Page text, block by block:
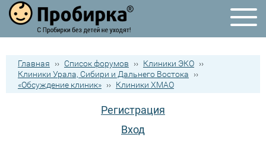
Главная ›› Список форумов ›› Клиники ЭКО ››
Клиники Урала, Сибири и Дальнего Востока
››
«Обсуждение клиник» ›› Клиники ХМАО
Регистрация
Вход